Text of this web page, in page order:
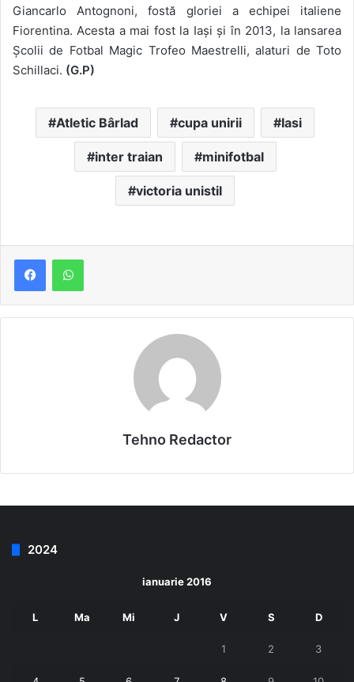
Giancarlo Antognoni, fostă gloriei a echipei italiene
Fiorentina. Acesta a mai fost la Iași și în 2013, la lansarea
Școlii de Fotbal Magic Trofeo Maestrelli, alaturi de Toto
Schillaci. (G.P)
Atletic Bârlad cupa unirii Iasi
inter traian minifotbal
victoria unistil
Tehno Redactor
2024
ianuarie 2016
L Ma Mi J V S D
1 2 3